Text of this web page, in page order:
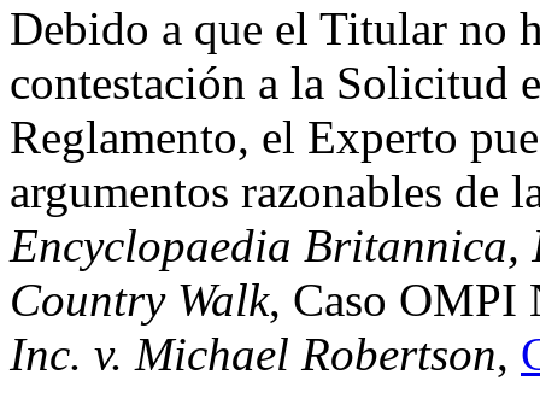
Debido a que el Titular no
contestación a la Solicitud
Reglamento, el Experto
argumentos razonables de
Encyclopaedia
Country Walk, Caso OMPI
Inc. v. Michael Robertson,